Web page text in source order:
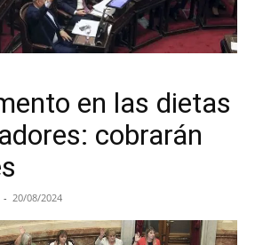
en las dietas
cobrarán
- 20/08/2024